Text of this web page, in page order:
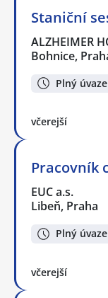
Staniční
ALZHEIMER
Bohnice,
Plný
včerejší
Pracovník
EUC a.s.
Libeň, Praha
Plný
včerejší